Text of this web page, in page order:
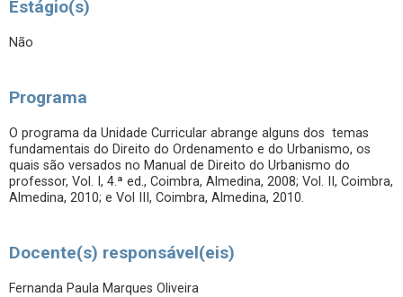
Estágio(s)
Não
Programa
O programa da Unidade Curricular abrange alguns dos temas
fundamentais do Direito do Ordenamento e do Urbanismo, os
quais são versados no Manual de Direito do Urbanismo do
professor, Vol. I, 4.ª ed., Coimbra, Almedina, 2008; Vol. II, Coimbra,
Almedina, 2010; e Vol III, Coimbra, Almedina, 2010.
Docente(s) responsável(eis)
Fernanda Paula Marques Oliveira